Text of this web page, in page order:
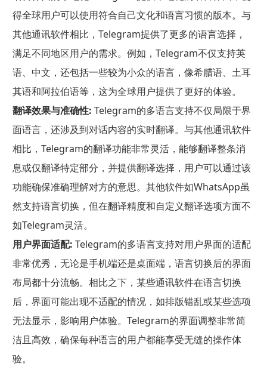
得全球用户可以使用符合自己文化和语言习惯的版本。与
其他通讯软件相比，Telegram提供了更多的语言选择，
满足不同地区用户的需求。例如，Telegram不仅支持英
语、中文，还包括一些较为小众的语言，像希腊语、土耳
其语和阿拉伯语等，这为全球用户提供了更好的体验。
翻译效果与准确性: Telegram的多语言支持不仅局限于界
面语言，还涉及到对话内容的实时翻译。与其他通讯软件
相比，Telegram的翻译功能非常灵活，能够翻译整条消
息或仅翻译特定部分，并提供翻译选择，用户可以通过该
功能确保准确理解对方的意思。其他软件如WhatsApp虽
然支持语言切换，但在翻译精度和自定义翻译选项方面不
如Telegram灵活。
用户界面适配: Telegram的多语言支持对用户界面的适配
非常优秀，无论是手机端还是桌面端，语言切换后的界面
布局都十分流畅。相比之下，某些通讯软件在语言切换
后，界面可能出现不适配的情况，如排版错乱或某些选项
无法显示，影响用户体验。Telegram的界面调整非常简
洁且高效，确保每种语言的用户都能享受无缝的操作体
验。